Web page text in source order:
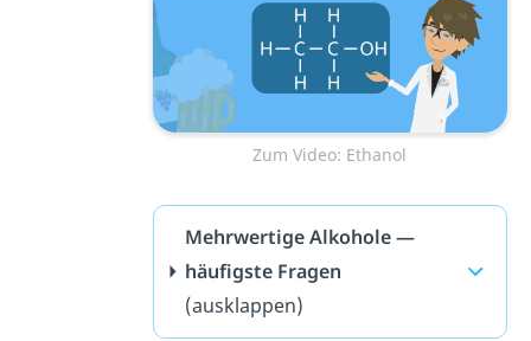
Zum Video: Ethanol
Mehrwertige Alkohole —
häufigste Fragen
(ausklappen)